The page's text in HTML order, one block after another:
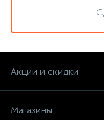
Акции и скидки
Магазины